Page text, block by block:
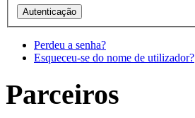
Perdeu a senha?
Esqueceu-se do nome de utilizador?
Parceiros